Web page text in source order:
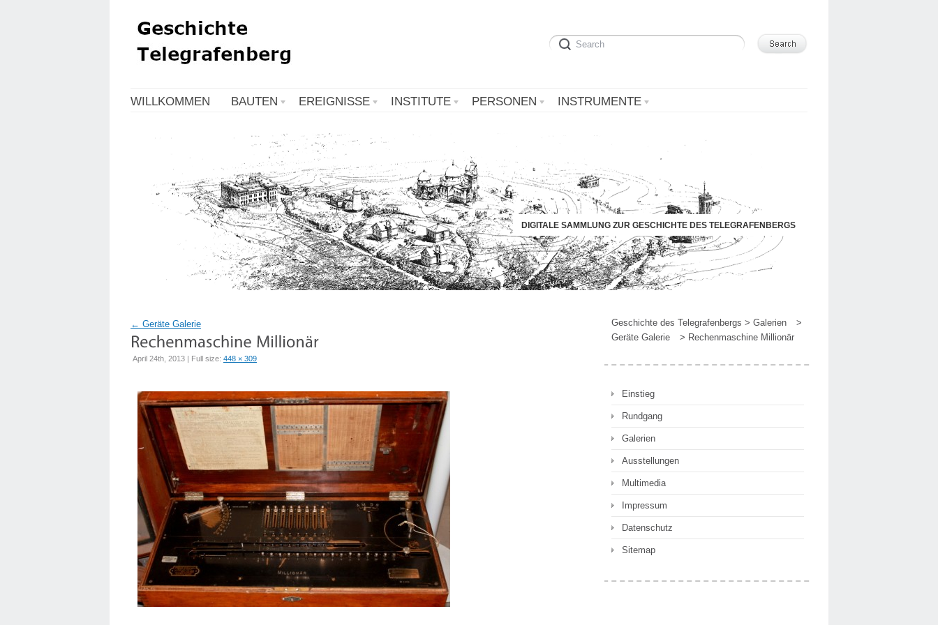
WILLKOMMEN BAUTEN EREIGNISSE INSTITUTE PERSONEN INSTRUMENTE
DIGITALE SAMMLUNG ZUR GESCHICHTE DES TELEGRAFENBERGS
← Geräte Galerie
April 24th, 2013 | Full size: 448 × 309
Geschichte des Telegrafenbergs > Galerien
>
Geräte Galerie
> Rechenmaschine Millionär
Einstieg
Rundgang
Galerien
Ausstellungen
Multimedia
Impressum
Datenschutz
Sitemap